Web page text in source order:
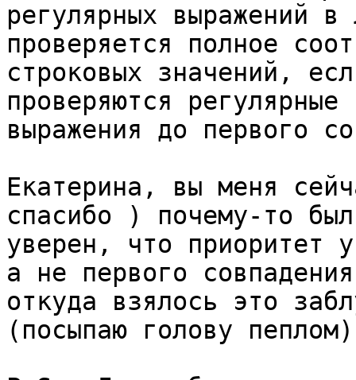
регулярных выражений
проверяется полное
строковых значений,
проверяются регулярные
выражения до первого
Екатерина, вы меня
спасибо ) почему-то был
уверен, что приоритет
а не первого
откуда взялось это
(посыпаю голову пеплом)